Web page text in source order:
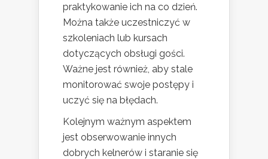
praktykowanie ich na co dzień.
Można także uczestniczyć w
szkoleniach lub kursach
dotyczących obsługi gości.
Ważne jest również, aby stale
monitorować swoje postępy i
uczyć się na błędach.
Kolejnym ważnym aspektem
jest obserwowanie innych
dobrych kelnerów i staranie się